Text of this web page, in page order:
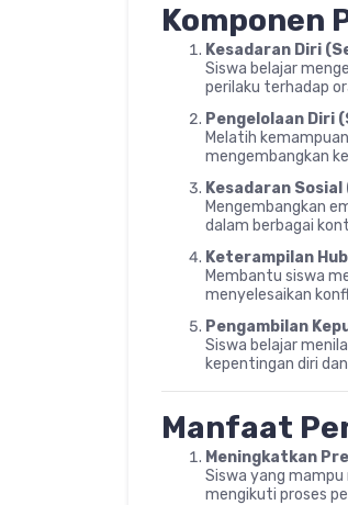
Komponen
Kesadaran Diri
Siswa belajar
perilaku terhadap
Pengelolaan Diri
Melatih
mengembangkan
Kesadaran
Mengembangkan
dalam berbagai
Keterampilan
Membantu siswa
menyelesaikan
Pengambilan
Siswa belajar
kepentingan diri
Manfaat
Meningkatkan
Siswa yang
mengikuti proses